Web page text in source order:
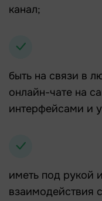
канал;
быть на связи в
онлайн-чате на
интерфейсами и
иметь под рукой
взаимодействия